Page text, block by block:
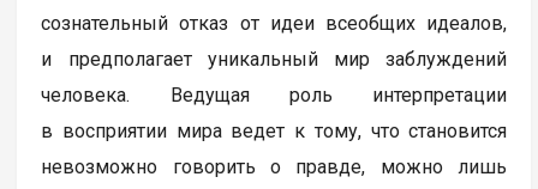
сознательный отказ от идеи всеобщих идеалов,
и предполагает уникальный мир заблуждений
человека. Ведущая роль интерпретации
в восприятии мира ведет к тому, что становится
невозможно говорить о правде, можно лишь